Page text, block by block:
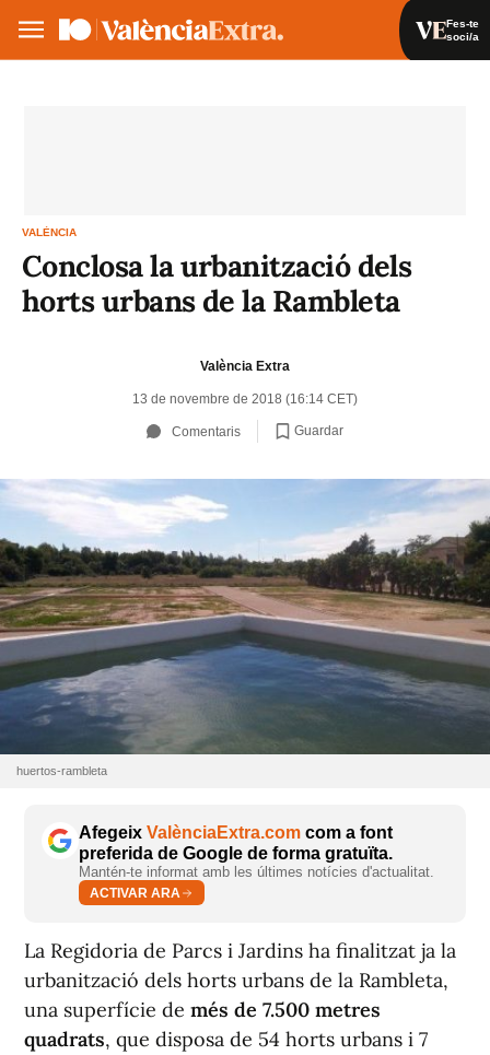
Fes-te
soci/a
VALÈNCIA
Conclosa la urbanització dels
horts urbans de la Rambleta
València Extra
13 de novembre de 2018 (16:14 CET)
Comentaris Guardar
huertos-rambleta
Afegeix ValènciaExtra.com com a font
preferida de Google de forma gratuïta.
Mantén-te informat amb les últimes notícies d'actualitat.
ACTIVAR ARA
La Regidoria de Parcs i Jardins ha finalitzat ja la
urbanització dels horts urbans de la Rambleta,
una superfície de més de 7.500 metres
quadrats, que disposa de 54 horts urbans i 7